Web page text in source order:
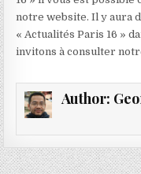
notre website. Il y aura
« Actualités Paris 16 »
invitons à consulter
Author: